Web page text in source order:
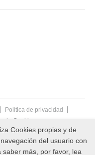
Política de privacidad
de Cookies
pie
Fundación Princesa de
Cookies propias y de
del usuario con
más, por favor, lea